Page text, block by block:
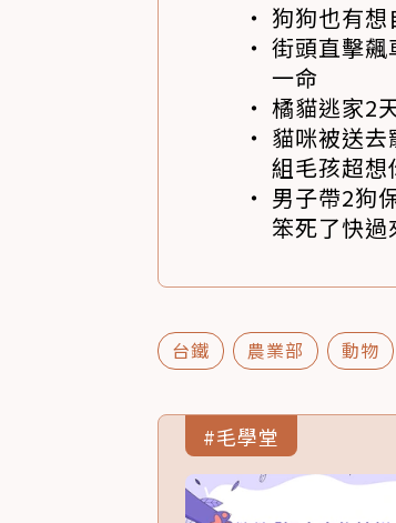
狗狗也有
街頭直擊
一命
橘貓逃家2
貓咪被送
組毛孩超想
男子帶2狗
笨死了快過
台鐵 農業部 動物
#毛學堂